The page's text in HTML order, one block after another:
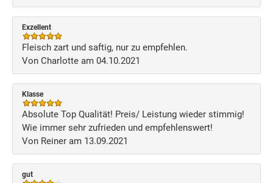
Exzellent
Fleisch zart und saftig, nur zu empfehlen.
Von Charlotte am 04.10.2021
Klasse
Absolute Top Qualität! Preis/ Leistung wieder stimmig!
Wie immer sehr zufrieden und empfehlenswert!
Von Reiner am 13.09.2021
gut